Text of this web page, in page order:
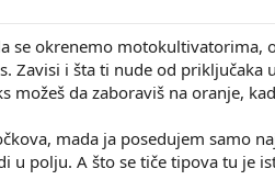
se okrenemo motokultivatorima,
Zavisi i šta ti nude od
da zaboraviš na oranje,
mada ja posedujem samo
u polju. A što se tiče tipova tu je